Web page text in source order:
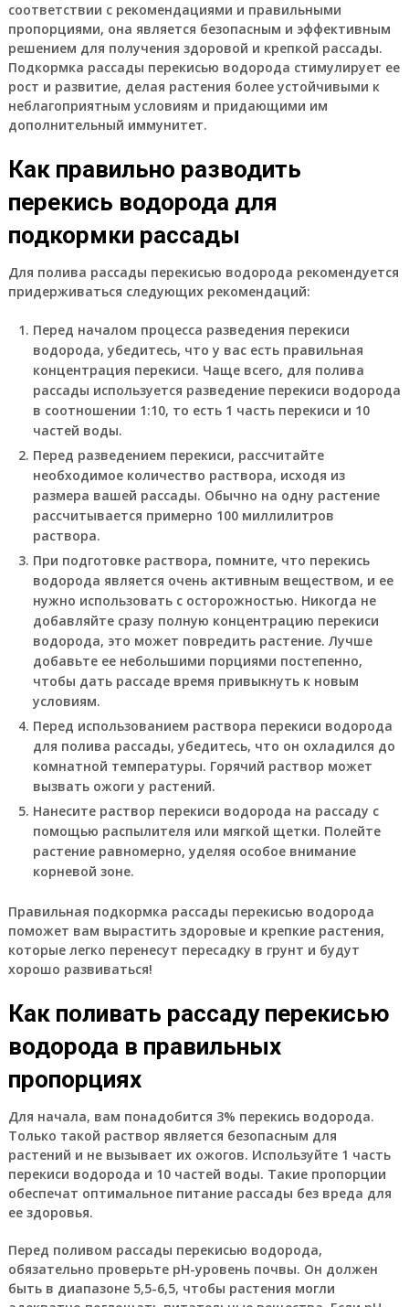
соответствии с рекомендациями и правильными
пропорциями, она является безопасным и эффективным
решением для получения здоровой и крепкой рассады.
Подкормка рассады перекисью водорода стимулирует ее
рост и развитие, делая растения более устойчивыми к
неблагоприятным условиям и придающими им
дополнительный иммунитет.
Как правильно разводить
перекись водорода для
подкормки рассады
Для полива рассады перекисью водорода рекомендуется
придерживаться следующих рекомендаций:
Перед началом процесса разведения перекиси
водорода, убедитесь, что у вас есть правильная
концентрация перекиси. Чаще всего, для полива
рассады используется разведение перекиси водорода
в соотношении 1:10, то есть 1 часть перекиси и 10
частей воды.
Перед разведением перекиси, рассчитайте
необходимое количество раствора, исходя из
размера вашей рассады. Обычно на одну растение
рассчитывается примерно 100 миллилитров
раствора.
При подготовке раствора, помните, что перекись
водорода является очень активным веществом, и ее
нужно использовать с осторожностью. Никогда не
добавляйте сразу полную концентрацию перекиси
водорода, это может повредить растение. Лучше
добавьте ее небольшими порциями постепенно,
чтобы дать рассаде время привыкнуть к новым
условиям.
Перед использованием раствора перекиси водорода
для полива рассады, убедитесь, что он охладился до
комнатной температуры. Горячий раствор может
вызвать ожоги у растений.
Нанесите раствор перекиси водорода на рассаду с
помощью распылителя или мягкой щетки. Полейте
растение равномерно, уделяя особое внимание
корневой зоне.
Правильная подкормка рассады перекисью водорода
поможет вам вырастить здоровые и крепкие растения,
которые легко перенесут пересадку в грунт и будут
хорошо развиваться!
Как поливать рассаду перекисью
водорода в правильных
пропорциях
Для начала, вам понадобится 3% перекись водорода.
Только такой раствор является безопасным для
растений и не вызывает их ожогов. Используйте 1 часть
перекиси водорода и 10 частей воды. Такие пропорции
обеспечат оптимальное питание рассады без вреда для
ее здоровья.
Перед поливом рассады перекисью водорода,
обязательно проверьте pH-уровень почвы. Он должен
быть в диапазоне 5,5-6,5, чтобы растения могли